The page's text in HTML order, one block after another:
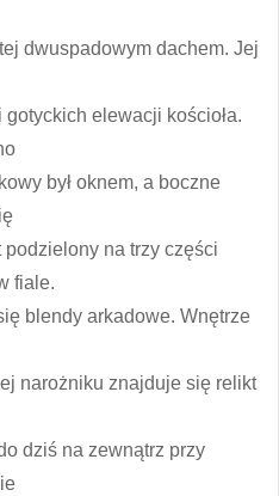
dwuspadowym dachem. Jej
elewacji kościoła.
był oknem, a boczne
na trzy części
fiale.
blendy arkadowe. Wnętrze
narożniku znajduje się relikt
dziś na zewnątrz przy